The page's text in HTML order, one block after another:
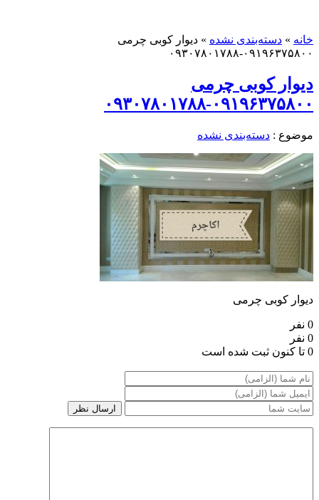
خانه » دسته‌بندی نشده » دیوار کوبی چرمی
۰۹۱۹۶۳۷۵۸۰۰-۰۹۳۰۷۸۰۱۷۸۸
دیوار کوبی چرمی
۰۹۱۹۶۳۷۵۸۰۰-۰۹۳۰۷۸۰۱۷۸۸
موضوع : دسته‌بندی نشده
دیوار کوبی چرمی
0 نفر
0 نفر
0 تا کنون ثبت شده است